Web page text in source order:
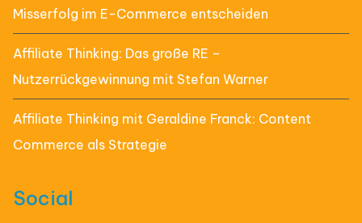
Misserfolg im E-Commerce entscheiden
Affiliate Thinking: Das große RE –
Nutzerrückgewinnung mit Stefan Warner
Affiliate Thinking mit Geraldine Franck: Content
Commerce als Strategie
Social